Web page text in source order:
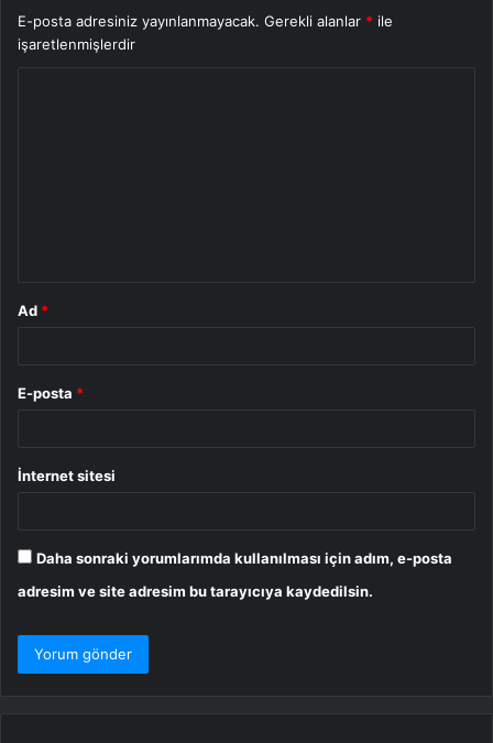
E-posta adresiniz yayınlanmayacak. Gerekli alanlar * ile
işaretlenmişlerdir
Ad *
E-posta *
İnternet sitesi
Daha sonraki yorumlarımda kullanılması için adım, e-posta
adresim ve site adresim bu tarayıcıya kaydedilsin.